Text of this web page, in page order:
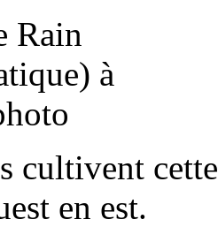
cultivent
en est.